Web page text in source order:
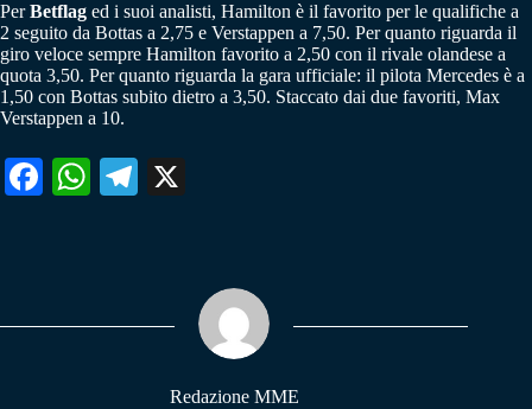
PerBetflag ed i suoi analisti, Hamilton è il favorito per le qualifiche a
2 seguito da Bottas a 2,75 e Verstappen a 7,50. Per quanto riguarda il
giro veloce sempre Hamilton favorito a 2,50 con il rivale olandese a
quota 3,50. Per quanto riguarda la gara ufficiale: il pilota Mercedes è a
1,50 con Bottas subito dietro a 3,50. Staccato dai due favoriti, Max
Verstappen a 10.
Fa W
pp
Te
m
Redazione MME